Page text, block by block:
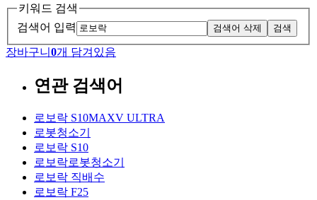
키워드 검색
검색어 입력
검색어 삭제 검색
장바구니 0개 담겨있음
연관 검색어
로보락 S10MAXV ULTRA
로봇청소기
로보락 S10
로보락로봇청소기
로보락 직배수
로보락 F25